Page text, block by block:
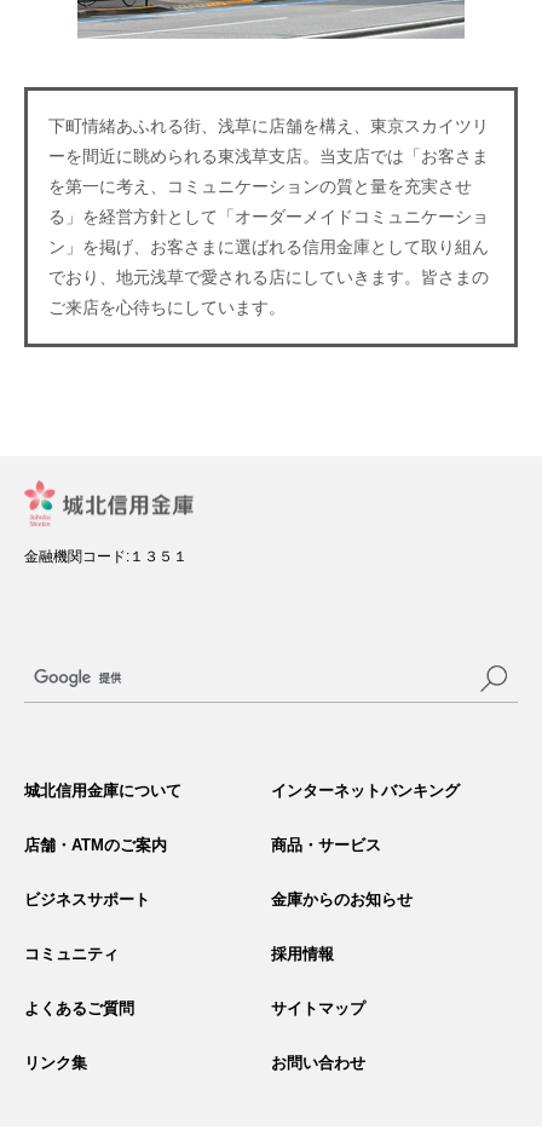
下町情緒あふれる街、浅草に店舗を構え、東京スカイツリ
ーを間近に眺められる東浅草支店。当支店では「お客さま
を第一に考え、コミュニケーションの質と量を充実させ
る」を経営方針として「オーダーメイドコミュニケーショ
ン」を掲げ、お客さまに選ばれる信用金庫として取り組ん
でおり、地元浅草で愛される店にしていきます。皆さまの
ご来店を心待ちにしています。
金融機関コード:１３５１
城北信用金庫について インターネットバンキング
店舗・ATMのご案内 商品・サービス
ビジネスサポート 金庫からのお知らせ
コミュニティ 採用情報
よくあるご質問 サイトマップ
リンク集 お問い合わせ